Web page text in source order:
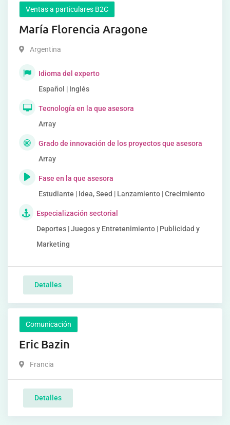
Ventas a particulares B2C
María Florencia Aragone
Argentina
Idioma del experto
Español | Inglés
Tecnología en la que asesora
Array
Grado de innovación de los proyectos que asesora
Array
Fase en la que asesora
Estudiante | Idea, Seed | Lanzamiento | Crecimiento
Especialización sectorial
Deportes | Juegos y Entretenimiento | Publicidad y
Marketing
Detalles
Comunicación
Eric Bazin
Francia
Detalles